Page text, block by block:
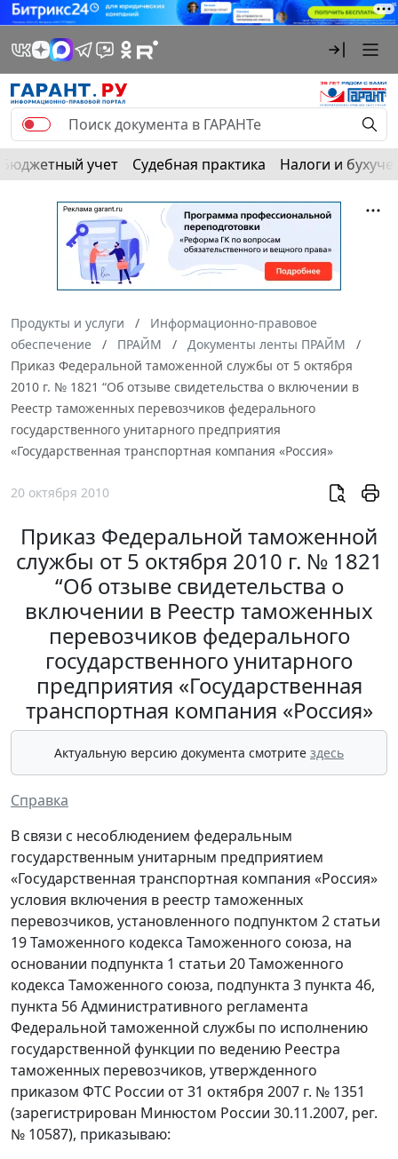
Бюджетный учет Судебная практика Налоги и
Продукты и услуги
Информационно-правовое
обеспечение
ПРАЙМ
Документы ленты ПРАЙМ
Приказ Федеральной таможенной службы от 5 октября
2010 г. № 1821 “Об отзыве свидетельства о включении в
Реестр таможенных перевозчиков федерального
государственного унитарного предприятия
«Государственная транспортная компания «Россия»
20 октября 2010
Приказ Федеральной таможенной
службы от 5 октября 2010 г. № 1821
“Об отзыве свидетельства о
включении в Реестр таможенных
перевозчиков федерального
государственного унитарного
предприятия «Государственная
транспортная компания «Россия»
Актуальную версию документа смотрите здесь
Справка
В связи с несоблюдением федеральным
государственным унитарным предприятием
«Государственная транспортная компания «Россия»
условия включения в реестр таможенных
перевозчиков, установленного подпунктом 2 статьи
19 Таможенного кодекса Таможенного союза, на
основании подпункта 1 статьи 20 Таможенного
кодекса Таможенного союза, подпункта 3 пункта 46,
пункта 56 Административного регламента
Федеральной таможенной службы по исполнению
государственной функции по ведению Реестра
таможенных перевозчиков, утвержденного
приказом ФТС России от 31 октября 2007 г. № 1351
(зарегистрирован Минюстом России 30.11.2007, рег.
№ 10587), приказываю: